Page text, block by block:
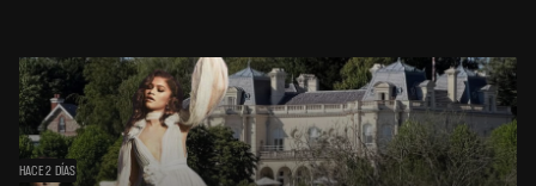
HACE 2 DÍAS